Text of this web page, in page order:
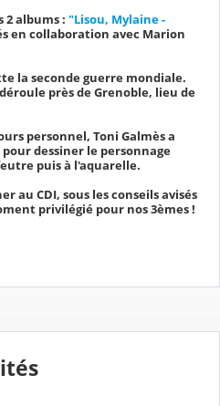
2 albums : "Lisou, Mylaine -
en collaboration avec Marion
la seconde guerre mondiale.
près de Grenoble, lieu de
personnel, Toni Galmès a
dessiner le personnage
puis à l'aquarelle.
au CDI, sous les conseils avisés
privilégié pour nos 3èmes !